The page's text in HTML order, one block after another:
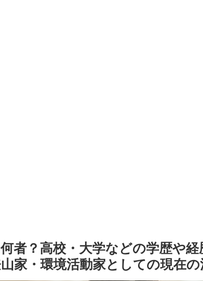
者？高校・大学などの学歴や
家・環境活動家としての現在